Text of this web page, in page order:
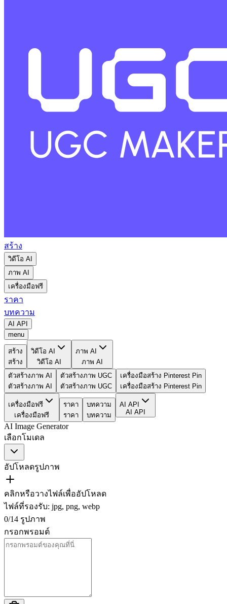
สร้าง
วิดีโอ AI
ภาพ AI
เครื่องมือฟรี
ราคา
บทความ
AI API
menu
สร้าง
สร้าง
วิดีโอ AI
วิดีโอ AI
ภาพ AI
ภาพ AI
ตัวสร้างภาพ AI
ตัวสร้างภาพ AI
ตัวสร้างภาพ UGC
ตัวสร้างภาพ UGC
เครื่องมือสร้าง Pinterest Pin
เครื่องมือสร้าง Pinterest Pin
เครื่องมือฟรี
เครื่องมือฟรี
ราคา
ราคา
บทความ
บทความ
AI API
AI API
AI Image Generator
เลือกโมเดล
อัปโหลดรูปภาพ
คลิกหรือวางไฟล์เพื่ออัปโหลด
ไฟล์ที่รองรับ: jpg, png, webp
0/14 รูปภาพ
กรอกพรอมต์